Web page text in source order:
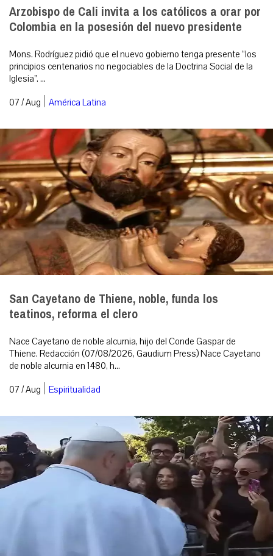
Arzobispo de Cali invita a los católicos a orar por
Colombia en la posesión del nuevo presidente
Mons. Rodríguez pidió que el nuevo gobierno tenga presente “los
principios centenarios no negociables de la Doctrina Social de la
Iglesia”. ...
07 / Aug | América Latina
San Cayetano de Thiene, noble, funda los
teatinos, reforma el clero
Nace Cayetano de noble alcurnia, hijo del Conde Gaspar de
Thiene. Redacción (07/08/2026, Gaudium Press) Nace Cayetano
de noble alcurnia en 1480, h...
07 / Aug | Espiritualidad